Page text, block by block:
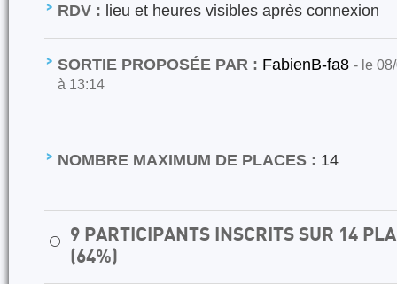
RDV : lieu et heures visibles après connexion
SORTIE PROPOSÉE PAR : FabienB-fa8 - le
à 13:14
NOMBRE MAXIMUM DE PLACES : 14
⚪
9 PARTICIPANTS INSCRITS SUR 14
(64%)